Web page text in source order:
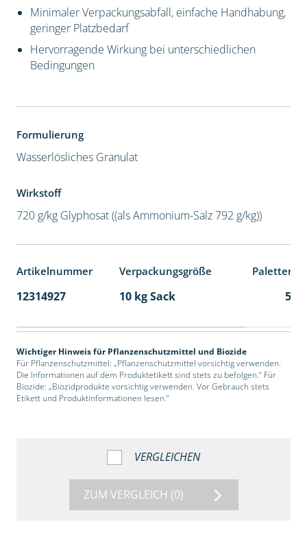
Minimaler Verpackungsabfall, einfache Handhabung,
geringer Platzbedarf
Hervorragende Wirkung bei unterschiedlichen
Bedingungen
Formulierung
Wasserlösliches Granulat
Wirkstoff
720 g/kg Glyphosat ((als Ammonium-Salz 792 g/kg))
Artikelnummer Verpackungsgröße
12314927 10 kg Sack 55
Wichtiger Hinweis für Pflanzenschutzmittel und Biozide
Für Pflanzenschutzmittel: „Pflanzenschutzmittel vorsichtig verwenden.
Die Informationen auf dem Produktetikett sind stets zu befolgen.“ Für
Biozide: „Biozidprodukte vorsichtig verwenden. Vor Gebrauch stets
Etikett und Produktinformationen lesen.“
VERGLEICHEN
ZUM VERGLEICH (0)